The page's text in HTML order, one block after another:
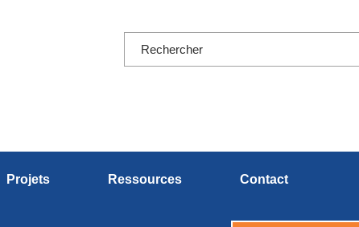
Projets Ressources Contact